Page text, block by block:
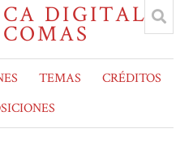
TEMAS
CRÉDITOS